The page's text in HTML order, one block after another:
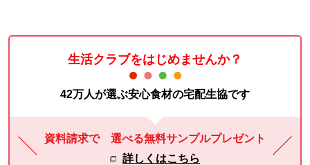
生活クラブをはじめませんか？
42万人が選ぶ安心食材の宅配生協です
資料請求で 選べる無料サンプルプレゼント
詳しくはこちら